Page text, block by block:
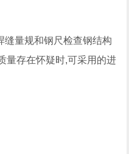
缝量规和钢尺检查钢结构
量存在怀疑时,可采用的进